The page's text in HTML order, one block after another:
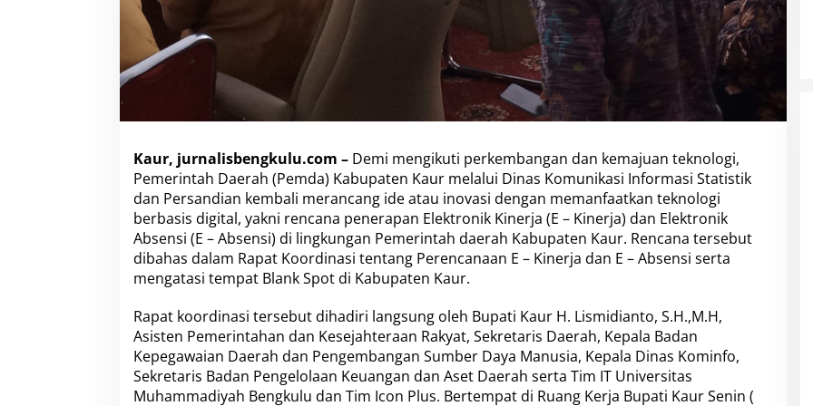
d
n
E
-
K
i
n
e
j
Kaur, jurnalisbengkulu.com – Demi mengikuti perkembangan dan kemajuan teknologi,
Pemerintah Daerah (Pemda) Kabupaten Kaur melalui Dinas Komunikasi Informasi Statistik
dan Persandian kembali merancang ide atau inovasi dengan memanfaatkan teknologi
berbasis digital, yakni rencana penerapan Elektronik Kinerja (E – Kinerja) dan Elektronik
Absensi (E – Absensi) di lingkungan Pemerintah daerah Kabupaten Kaur. Rencana tersebut
dibahas dalam Rapat Koordinasi tentang Perencanaan E – Kinerja dan E – Absensi serta
mengatasi tempat Blank Spot di Kabupaten Kaur.
Rapat koordinasi tersebut dihadiri langsung oleh Bupati Kaur H. Lismidianto, S.H.,M.H,
Asisten Pemerintahan dan Kesejahteraan Rakyat, Sekretaris Daerah, Kepala Badan
Kepegawaian Daerah dan Pengembangan Sumber Daya Manusia, Kepala Dinas Kominfo,
Sekretaris Badan Pengelolaan Keuangan dan Aset Daerah serta Tim IT Universitas
Muhammadiyah Bengkulu dan Tim Icon Plus. Bertempat di Ruang Kerja Bupati Kaur Senin (